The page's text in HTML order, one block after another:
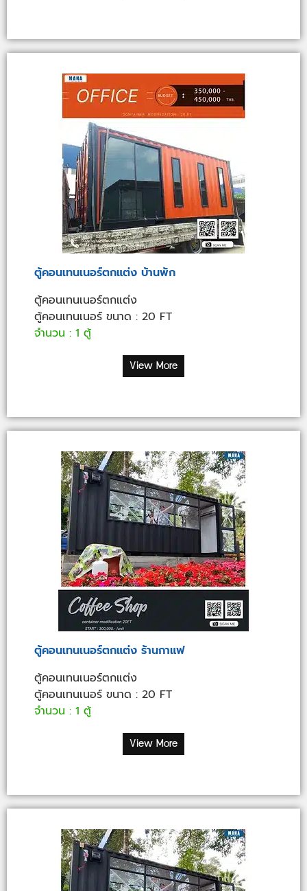
ตู้คอนเทนเนอร์ตกแต่ง บ้านพัก
ตู้คอนเทนเนอร์ตกแต่ง
ตู้คอนเทนเนอร์ ขนาด : 20 FT
จำนวน : 1 ตู้
View More
ตู้คอนเทนเนอร์ตกแต่ง ร้านกาแฟ
ตู้คอนเทนเนอร์ตกแต่ง
ตู้คอนเทนเนอร์ ขนาด : 20 FT
จำนวน : 1 ตู้
View More